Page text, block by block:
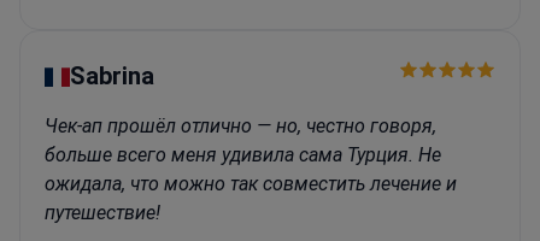
Sabrina
Чек-ап прошёл отлично — но, честно говоря,
больше всего меня удивила сама Турция. Не
ожидала, что можно так совместить лечение и
путешествие!